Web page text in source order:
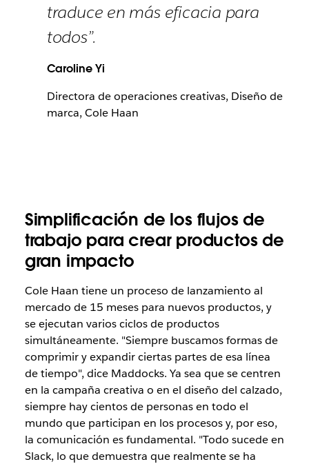
traduce en más eficacia para
todos”.
Caroline Yi
Directora de operaciones creativas, Diseño de
marca, Cole Haan
Simplificación de los flujos de
trabajo para crear productos de
gran impacto
Cole Haan tiene un proceso de lanzamiento al
mercado de 15 meses para nuevos productos, y
se ejecutan varios ciclos de productos
simultáneamente. "Siempre buscamos formas de
comprimir y expandir ciertas partes de esa línea
de tiempo", dice Maddocks. Ya sea que se centren
en la campaña creativa o en el diseño del calzado,
siempre hay cientos de personas en todo el
mundo que participan en los procesos y, por eso,
la comunicación es fundamental. "Todo sucede en
Slack, lo que demuestra que realmente se ha